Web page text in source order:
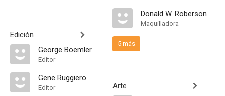
Edición
George Boemler
Editor
Gene Ruggiero
Editor
Donald W. Roberson
Maquilladora
5 más
Arte